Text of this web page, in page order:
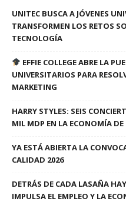
UNITEC BUSCA A JÓVENES
TRANSFORMEN LOS RETOS
TECNOLOGÍA
EFFIE COLLEGE ABRE LA
UNIVERSITARIOS PARA
MARKETING
HARRY STYLES: SEIS
MIL MDP EN LA ECONOMÍA
YA ESTÁ ABIERTA LA
CALIDAD 2026
DETRÁS DE CADA LASAÑA
IMPULSA EL EMPLEO Y LA